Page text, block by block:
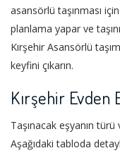
asansörlü taşınması
planlama yapar ve
Kırşehir Asansörlü
keyfini çıkarın.
Kırşehir Evden
Taşınacak eşyanın
Aşağıdaki tabloda